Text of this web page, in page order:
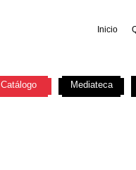
Inicio
Catálogo Mediateca